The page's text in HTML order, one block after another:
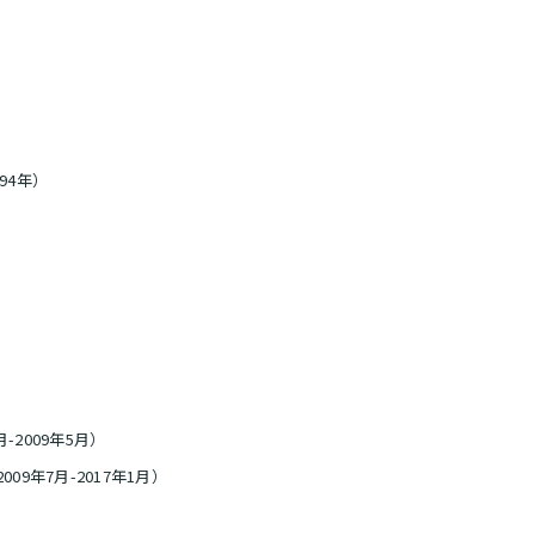
年）
年5月）
年7月-2017年1月）